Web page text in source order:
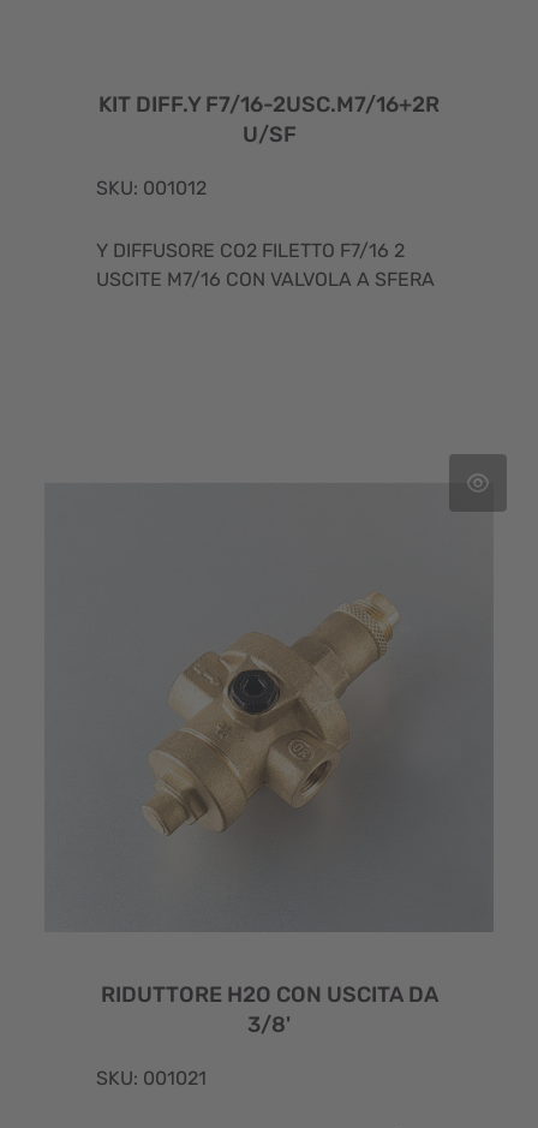
KIT DIFF.Y F7/16-2USC.M7/16+2R
U/SF
SKU: 001012
Y DIFFUSORE CO2 FILETTO F7/16 2
USCITE M7/16 CON VALVOLA A SFERA
RIDUTTORE H2O CON USCITA DA
3/8'
SKU: 001021